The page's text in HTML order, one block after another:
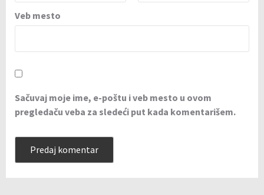
Veb mesto
Sačuvaj moje ime, e-poštu i veb mesto u ovom
pregledaču veba za sledeći put kada komentarišem.